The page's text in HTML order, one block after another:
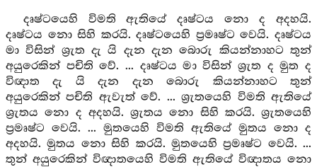
දෘෂ්ටයෙහි විමති ඇතියේ දෘෂ්ටය නො ද අදහයි.
දෘෂ්ටය නො සිහි කරයි. දෘෂ්ටයෙහි ප්‍රමෘෂ්ට වෙයි. දෘෂ්ටය
මා විසින් ශ්‍රැත දැ යි දැන දැන බොරු කියන්නාහට තුන්
අයුරෙකින් පචිති වේ. ... දෘෂ්ටය මා විසින් ශ්‍රැත ද මුත ද
විඥාත දැ යි දැන දැන බොරු කියන්නාහට තුන්
අයුරෙකින් පචිති ඇවැත් වේ. ... ශ්‍රැතයෙහි විමති ඇතියේ
ශ්‍රැතය නො ද අදහයි. ශ්‍රැතය නො සිහි කරයි. ශ්‍රැතයෙහි
ප්‍රමෘෂ්ට වෙයි. ... මුතයෙහි විමති ඇතියේ මුතය නො ද
අදහයි. මුතය නො සිහි කරයි. මුතයෙහි ප්‍රමෘෂ්ට වෙයි. ...
තුන් අයුරෙකින් විඥාතයෙහි විමති ඇතියේ විඥාතය නො